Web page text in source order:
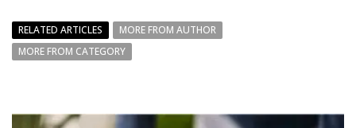
RELATED ARTICLES
MORE FROM AUTHOR
MORE FROM CATEGORY